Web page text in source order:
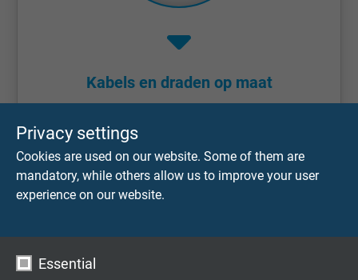
Privacy settings
Cookies are used on our website. Some of them are
mandatory, while others allow us to improve your user
experience on our website.
Essential
Kabels en draden op maat